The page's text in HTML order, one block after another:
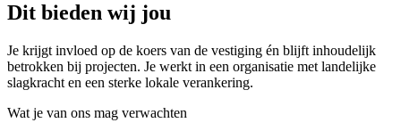
Dit bieden wij jou
Je krijgt invloed op de koers van de vestiging én blijft inhoudelijk
betrokken bij projecten. Je werkt in een organisatie met landelijke
slagkracht en een sterke lokale verankering.
Wat je van ons mag verwachten